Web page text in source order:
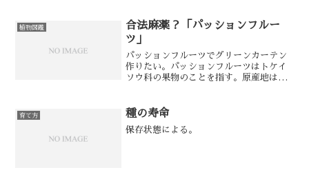
ハ(甘葉)...
植物図鑑
合法麻薬？「パッションフルー
ツ」
パッションフルーツでグリーンカーテン
作りたい。パッションフルーツはトケイ
ソウ科の果物のことを指す。原産地はア
れてるらしい。にゃあの選んだ品種
育て方 種の寿命
保存状態による。